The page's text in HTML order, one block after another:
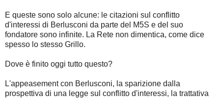
E queste sono solo alcune: le citazioni sul conflitto
d'interessi di Berlusconi da parte del M5S e del suo
fondatore sono infinite. La Rete non dimentica, come dice
spesso lo stesso Grillo.
Dove è finito oggi tutto questo?
L'appeasement con Berlusconi, la sparizione dalla
prospettiva di una legge sul conflitto d'interessi, la trattativa